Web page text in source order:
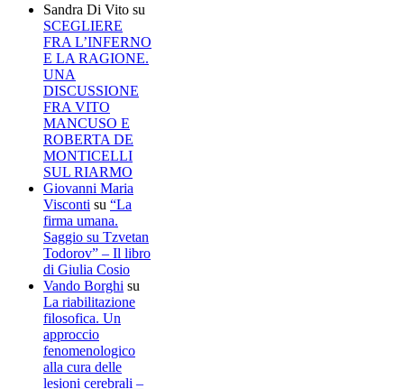
Sandra Di Vito su
SCEGLIERE
FRA L’INFERNO
E LA RAGIONE.
UNA
DISCUSSIONE
FRA VITO
MANCUSO E
ROBERTA DE
MONTICELLI
SUL RIARMO
Giovanni Maria
Visconti su “La
firma umana.
Saggio su Tzvetan
Todorov” – Il libro
di Giulia Cosio
Vando Borghi su
La riabilitazione
filosofica. Un
approccio
fenomenologico
alla cura delle
lesioni cerebrali –